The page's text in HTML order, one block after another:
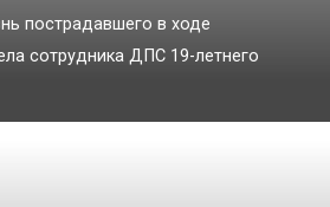
пострадавшего в ходе
сотрудника ДПС 19-летнего